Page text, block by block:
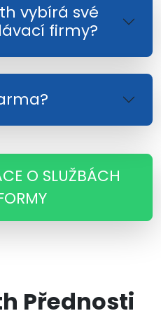
vybírá své
firmy?
O SLUŽBÁCH
Přednosti